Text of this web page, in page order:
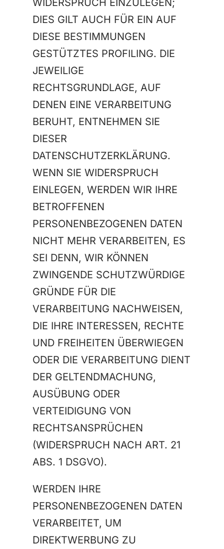
WIDERSPRUCH EINZULEGEN;
DIES GILT AUCH FÜR EIN AUF
DIESE BESTIMMUNGEN
GESTÜTZTES PROFILING. DIE
JEWEILIGE
RECHTSGRUNDLAGE, AUF
DENEN EINE VERARBEITUNG
BERUHT, ENTNEHMEN SIE
DIESER
DATENSCHUTZERKLÄRUNG.
WENN SIE WIDERSPRUCH
EINLEGEN, WERDEN WIR IHRE
BETROFFENEN
PERSONENBEZOGENEN DATEN
NICHT MEHR VERARBEITEN, ES
SEI DENN, WIR KÖNNEN
ZWINGENDE SCHUTZWÜRDIGE
GRÜNDE FÜR DIE
VERARBEITUNG NACHWEISEN,
DIE IHRE INTERESSEN, RECHTE
UND FREIHEITEN ÜBERWIEGEN
ODER DIE VERARBEITUNG DIENT
DER GELTENDMACHUNG,
AUSÜBUNG ODER
VERTEIDIGUNG VON
RECHTSANSPRÜCHEN
(WIDERSPRUCH NACH ART. 21
ABS. 1 DSGVO).
WERDEN IHRE
PERSONENBEZOGENEN DATEN
VERARBEITET, UM
DIREKTWERBUNG ZU